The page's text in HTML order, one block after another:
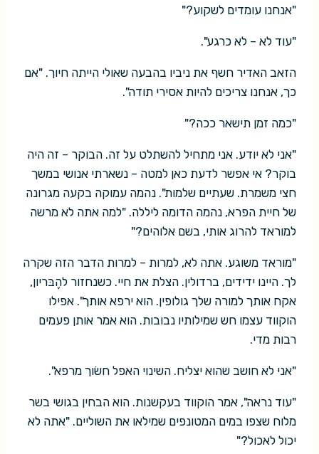
"אנחנו עומדים לשקוע?"
"עוד לא – לא כרגע".
הזאב האדיר חשף את ניביו בהבעה שאולי הייתה חיוך. "אם
כך, אנחנו צריכים להיות אסירי תודה".
"כמה זמן תישאר ככה?"
"אני לא יודע. אני מתחיל להשתלט על זה. הבוקר – זה היה
בוקר? אי אפשר לדעת כאן למטה – נשארתי אנושי במשך
חצי משמרת. שעתיים שלמות". נהמה עמוקה בקעה מגרונה
של חיית הפרא, נהמה הדומה ליללה. "למה אתה לא מרשה
למוראד להרוג אותי, בשם אלוהים?"
"מוראד משוגע. אתה לא, למרות – למרות הדבר הזה שקרה
לך. היינו ידידים, ברדולין. הצלת את חיי. כשנחזור להֶבּריון,
אקח אותך למורה שלך גולופין. הוא ירפא אותך". אפילו
הוקווד עצמו חש שמילותיו נבובות. הוא אמר אותן פעמים
רבות מדי.
"אני לא חושב שהוא יצליח. השינוי האפל חשׂוך מרפא".
"עוד נראה", אמר הוקווד בעקשנות. הוא הבחין בגושי בשר
מלוח שצפו במים המטונפים שמילאו את השוליים. "אתה לא
יכול לאכול?"